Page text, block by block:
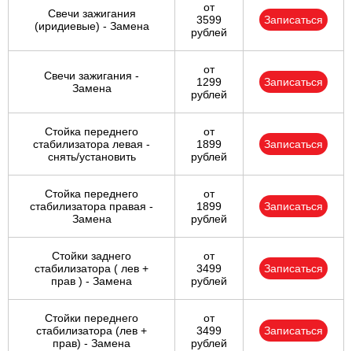
Свечи зажигания
(иридиевые) - Замена
от
3599
рублей
Записаться
Свечи зажигания -
Замена
от
1299
рублей
Записаться
Стойка переднего
стабилизатора левая -
снять/установить
от
1899
рублей
Записаться
Стойка переднего
стабилизатора правая -
Замена
от
1899
рублей
Записаться
Стойки заднего
стабилизатора ( лев +
прав ) - Замена
от
3499
рублей
Записаться
Стойки переднего
стабилизатора (лев +
прав) - Замена
от
3499
рублей
Записаться